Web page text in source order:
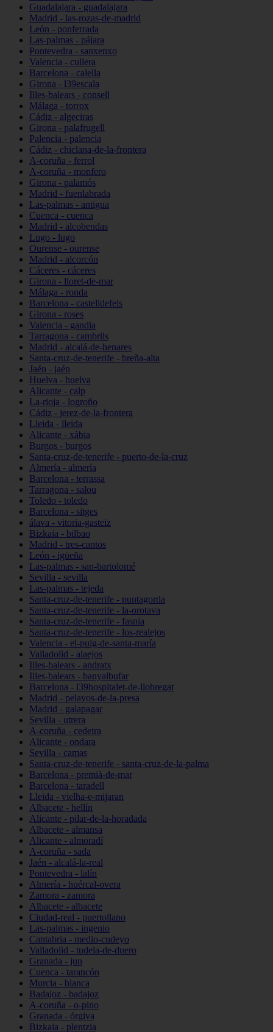
Guadalajara - guadalajara
Madrid - las-rozas-de-madrid
León - ponferrada
Las-palmas - pájara
Pontevedra - sanxenxo
Valencia - cullera
Barcelona - calella
Girona - l39escala
Illes-balears - consell
Málaga - torrox
Cádiz - algeciras
Girona - palafrugell
Palencia - palencia
Cádiz - chiclana-de-la-frontera
A-coruña - ferrol
A-coruña - monfero
Girona - palamós
Madrid - fuenlabrada
Las-palmas - antigua
Cuenca - cuenca
Madrid - alcobendas
Lugo - lugo
Ourense - ourense
Madrid - alcorcón
Cáceres - cáceres
Girona - lloret-de-mar
Málaga - ronda
Barcelona - castelldefels
Girona - roses
Valencia - gandia
Tarragona - cambrils
Madrid - alcalá-de-henares
Santa-cruz-de-tenerife - breña-alta
Jaén - jaén
Huelva - huelva
Alicante - calp
La-rioja - logroño
Cádiz - jerez-de-la-frontera
Lleida - lleida
Alicante - xàbia
Burgos - burgos
Santa-cruz-de-tenerife - puerto-de-la-cruz
Almería - almería
Barcelona - terrassa
Tarragona - salou
Toledo - toledo
Barcelona - sitges
álava - vitoria-gasteiz
Bizkaia - bilbao
Madrid - tres-cantos
León - igüeña
Las-palmas - san-bartolomé
Sevilla - sevilla
Las-palmas - tejeda
Santa-cruz-de-tenerife - puntagorda
Santa-cruz-de-tenerife - la-orotava
Santa-cruz-de-tenerife - fasnia
Santa-cruz-de-tenerife - los-realejos
Valencia - el-puig-de-santa-maría
Valladolid - alaejos
Illes-balears - andratx
Illes-balears - banyalbufar
Barcelona - l39hospitalet-de-llobregat
Madrid - pelayos-de-la-presa
Madrid - galapagar
Sevilla - utrera
A-coruña - cedeira
Alicante - ondara
Sevilla - camas
Santa-cruz-de-tenerife - santa-cruz-de-la-palma
Barcelona - premià-de-mar
Barcelona - taradell
Lleida - vielha-e-mijaran
Albacete - hellín
Alicante - pilar-de-la-horadada
Albacete - almansa
Alicante - almoradí
A-coruña - sada
Jaén - alcalá-la-real
Pontevedra - lalín
Almería - huércal-overa
Zamora - zamora
Albacete - albacete
Ciudad-real - puertollano
Las-palmas - ingenio
Cantabria - medio-cudeyo
Valladolid - tudela-de-duero
Granada - jun
Cuenca - tarancón
Murcia - blanca
Badajoz - badajoz
A-coruña - o-pino
Granada - órgiva
Bizkaia - plentzia